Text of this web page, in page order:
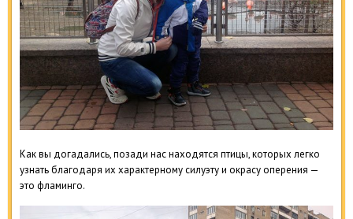
Как вы догадались, позади нас находятся птицы, которых легко
узнать благодаря их характерному силуэту и окрасу оперения —
это фламинго.